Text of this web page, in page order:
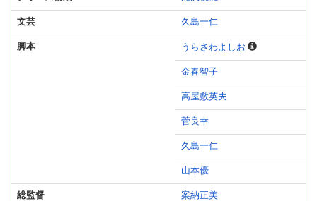
文芸 久島一仁
脚本 うらさわよしお
金春智子
高屋敷英夫
菅良幸
久島一仁
山本優
総監督 案納正美